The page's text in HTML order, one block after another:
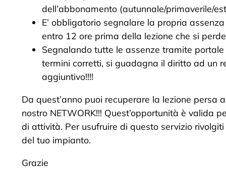
dell’abbonamento (autunnale/primaverile/
E’ obbligatorio segnalare la propria
entro 12 ore prima della lezione che si
Segnalando tutte le assenze tramite portale
termini corretti, si guadagna il diritto ad un
aggiuntivo!!!!
Da quest’anno puoi recuperare la lezione persa
nostro NETWORK!!! Quest’opportunità è valida
di attività. Per usufruire di questo servizio
del tuo impianto.
Grazie